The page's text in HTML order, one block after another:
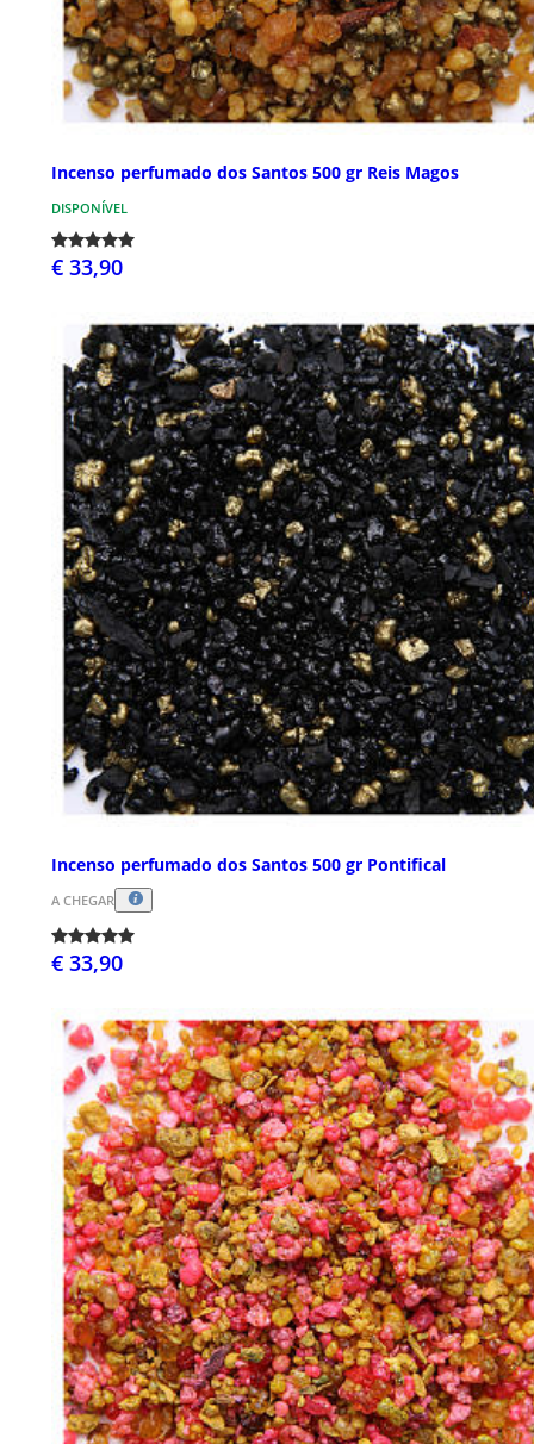
Incenso perfumado dos Santos 500 gr Reis Magos
DISPONÍVEL
€ 33,90
Incenso perfumado dos Santos 500 gr Pontifical
A CHEGAR
€ 33,90